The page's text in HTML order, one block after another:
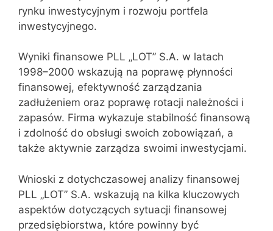
rynku inwestycyjnym i rozwoju portfela
inwestycyjnego.
Wyniki finansowe PLL „LOT” S.A. w latach
1998–2000 wskazują na poprawę płynności
finansowej, efektywność zarządzania
zadłużeniem oraz poprawę rotacji należności i
zapasów. Firma wykazuje stabilność finansową
i zdolność do obsługi swoich zobowiązań, a
także aktywnie zarządza swoimi inwestycjami.
Wnioski z dotychczasowej analizy finansowej
PLL „LOT” S.A. wskazują na kilka kluczowych
aspektów dotyczących sytuacji finansowej
przedsiębiorstwa, które powinny być